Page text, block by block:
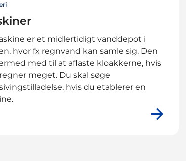
er et midlertidigt vanddepot i
hvor fx regnvand kan samle sig. Den
med til at aflaste kloakkerne, hvis
meget. Du skal søge
hvis du etablerer en